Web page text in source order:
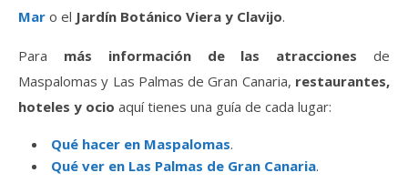
Mar o el Jardín Botánico Viera y Clavijo.
Para más información de las atraccionesde
Maspalomas y Las Palmas de Gran Canaria, restaurantes,
hoteles y ocio aquí tienes una guía de cada lugar:
Qué hacer en Maspalomas.
Qué ver en Las Palmas de Gran Canaria.